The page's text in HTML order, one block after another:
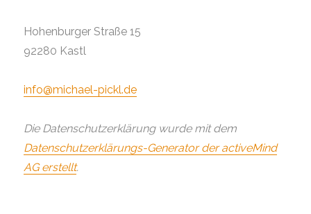
Hohenburger Straße 15
92280 Kastl
info@michael-pickl.de
Die Datenschutzerklärung wurde mit dem
Datenschutzerklärungs-Generator der activeMind
AG erstellt.